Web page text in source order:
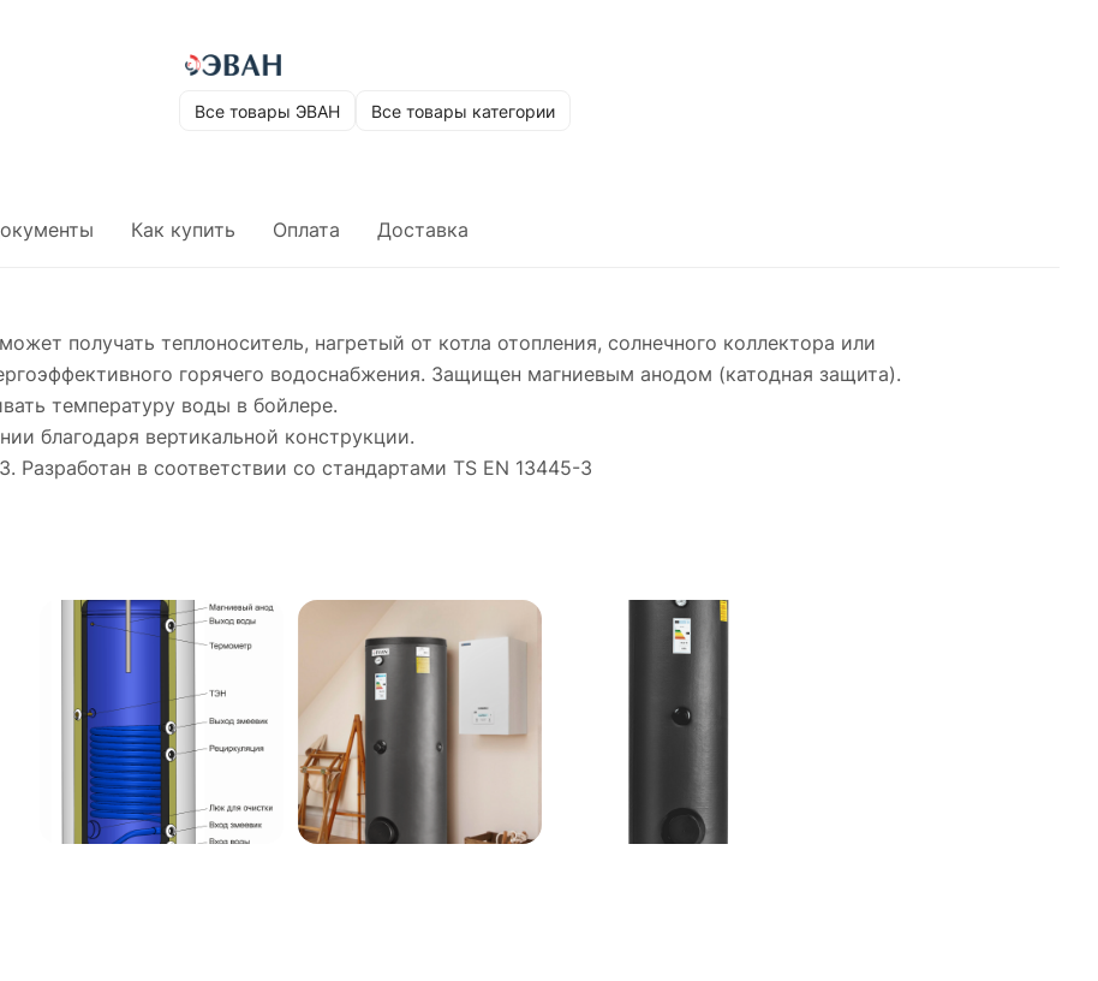
Все товары ЭВАН Все товары категории
Как купить Оплата Доставка
получать теплоноситель, нагретый от котла отопления, солнечного коллектора или
горячего водоснабжения. Защищен магниевым анодом (катодная защита).
температуру воды в бойлере.
благодаря вертикальной конструкции.
в соответствии со стандартами TS EN 13445-3